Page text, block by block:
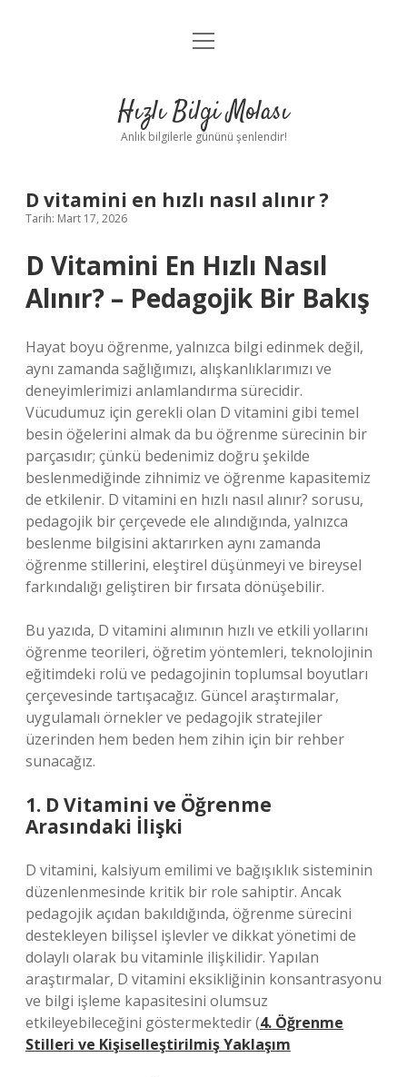
Anasayfa
Yasal Uyarı
menüyü
Hızlı Bilgi Molası
Anlık bilgilerle gününü şenlendir!
D vitamini en hızlı nasıl alınır ?
Tarih: Mart 17, 2026
D Vitamini En Hızlı Nasıl
Alınır? – Pedagojik Bir Bakış
Hayat boyu öğrenme, yalnızca bilgi edinmek değil,
aynı zamanda sağlığımızı, alışkanlıklarımızı ve
deneyimlerimizi anlamlandırma sürecidir.
Vücudumuz için gerekli olan D vitamini gibi temel
besin öğelerini almak da bu öğrenme sürecinin bir
parçasıdır; çünkü bedenimiz doğru şekilde
beslenmediğinde zihnimiz ve öğrenme kapasitemiz
de etkilenir. D vitamini en hızlı nasıl alınır? sorusu,
pedagojik bir çerçevede ele alındığında, yalnızca
beslenme bilgisini aktarırken aynı zamanda
öğrenme stillerini, eleştirel düşünmeyi ve bireysel
farkındalığı geliştiren bir fırsata dönüşebilir.
Bu yazıda, D vitamini alımının hızlı ve etkili yollarını
öğrenme teorileri, öğretim yöntemleri, teknolojinin
eğitimdeki rolü ve pedagojinin toplumsal boyutları
çerçevesinde tartışacağız. Güncel araştırmalar,
uygulamalı örnekler ve pedagojik stratejiler
üzerinden hem beden hem zihin için bir rehber
sunacağız.
1. D Vitamini ve Öğrenme
Arasındaki İlişki
D vitamini, kalsiyum emilimi ve bağışıklık sisteminin
düzenlenmesinde kritik bir role sahiptir. Ancak
pedagojik açıdan bakıldığında, öğrenme sürecini
destekleyen bilişsel işlevler ve dikkat yönetimi de
dolaylı olarak bu vitaminle ilişkilidir. Yapılan
araştırmalar, D vitamini eksikliğinin konsantrasyonu
ve bilgi işleme kapasitesini olumsuz
etkileyebileceğini göstermektedir (4. Öğrenme
Stilleri ve Kişiselleştirilmiş Yaklaşım